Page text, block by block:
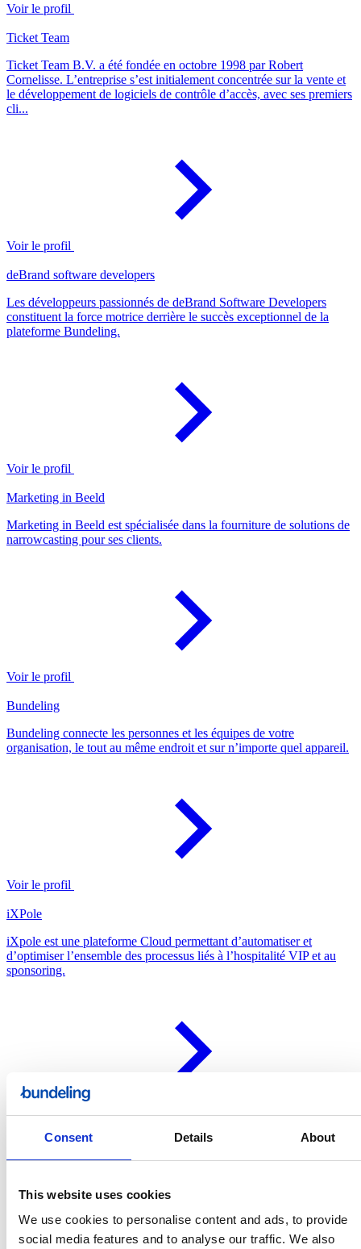
Consent Details About
This website uses cookies
We use cookies to personalise content and ads, to provide
social media features and to analyse our traffic. We also
Voir le profil
Ticket Team
Ticket Team B.V. a été fondée en octobre 1998 par Robert
Cornelisse. L’entreprise s’est initialement concentrée sur la vente et
le développement de logiciels de contrôle d’accès, avec ses premiers
cli...
Voir le profil
deBrand software developers
Les développeurs passionnés de deBrand Software Developers
constituent la force motrice derrière le succès exceptionnel de la
plateforme Bundeling.
Voir le profil
Marketing in Beeld
Marketing in Beeld est spécialisée dans la fourniture de solutions de
narrowcasting pour ses clients.
Voir le profil
Bundeling
Bundeling connecte les personnes et les équipes de votre
organisation, le tout au même endroit et sur n’importe quel appareil.
Voir le profil
iXPole
iXpole est une plateforme Cloud permettant d’automatiser et
d’optimiser l’ensemble des processus liés à l’hospitalité VIP et au
sponsoring.
KPI Solutions
KPI Solutions aide les entreprises à évoluer vers une prise de
Business Intelligence.